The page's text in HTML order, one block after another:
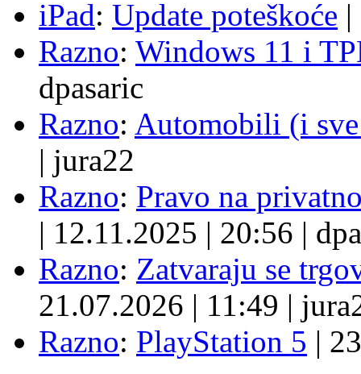
iPad: Update poteškoće |
Razno: Windows 11 i
dpasaric
Razno: Automobili (i
| jura22
Razno: Pravo na
| 12.11.2025 | 20:56 |
Razno: Zatvaraju se
21.07.2026 | 11:49 |
Razno: PlayStation 5 |